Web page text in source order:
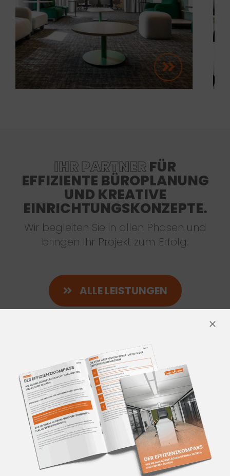
IHR PARTNERFÜR
EFFIZIENTE BÜROPLANUNG
UND KREATIVE
EINRICHTUNGSKONZEPTE.
Wir begleiten Sie in allen Phasen und
bringen Ihr Projekt zum Erfolg.
ALLE LEISTUNGEN